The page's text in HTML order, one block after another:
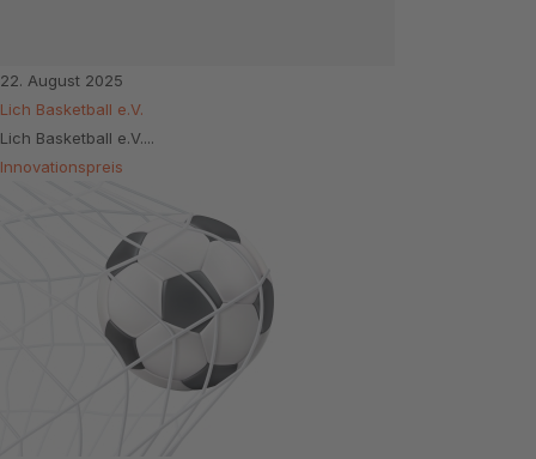
22. August 2025
Lich Basketball e.V.
Lich Basketball e.V....
Innovationspreis